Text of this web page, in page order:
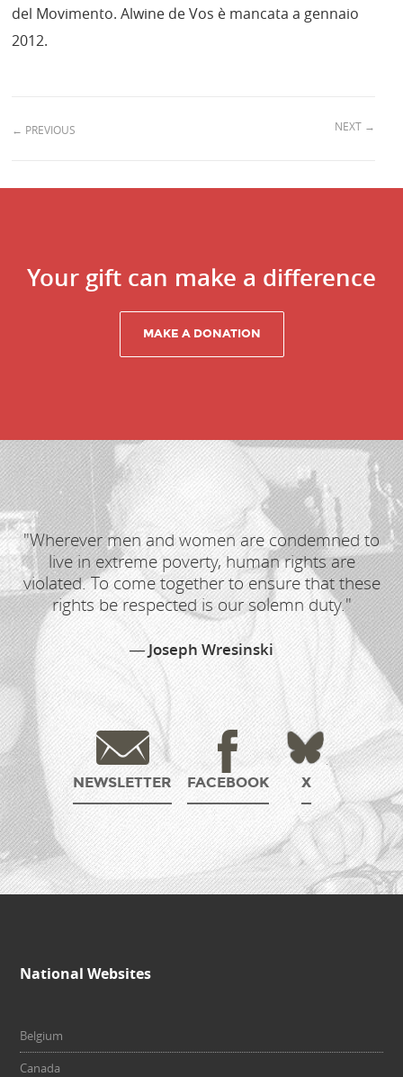
del Movimento. Alwine de Vos è mancata a gennaio
2012.
← PREVIOUS NEXT →
Your gift can make a difference
"Wherever men and women are condemned to
live in extreme poverty, human rights are
violated. To come together to ensure that these
rights be respected is our solemn duty."
Joseph Wresinski
NEWSLETTER FACEBOOK X
National Websites
Belgium
Canada